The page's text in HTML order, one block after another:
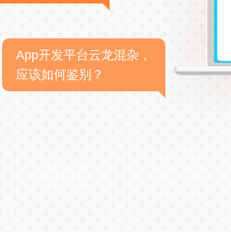
App开发平台云龙混杂，
应该如何鉴别？